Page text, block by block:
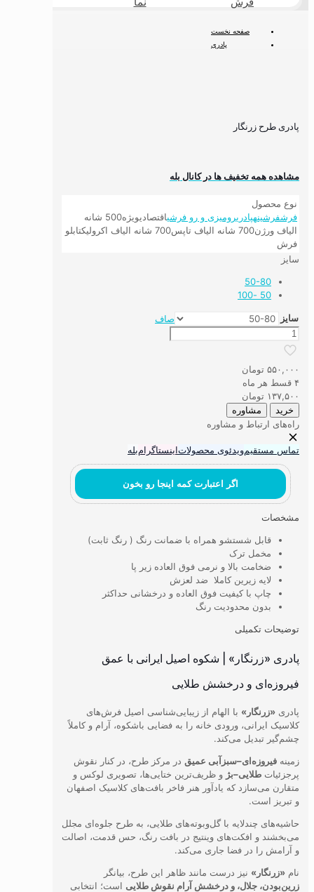
صفحه نخست
پادری
پادری طرح زرنگار
مشاهده همه تخفیف ها در کانال بله
نوع محصول
فرشفرشینهپادریرومیزی و رو فرشیاقتصادیویژه
500 شانه
الیاف ورژن700 شانه الیاف تاپس 700 شانه الیاف اکرولیک
تابلو
فرش
سایز
50-80
50 -100
سایز
صاف
پادری
طرح
زرنگار
عدد
۵۵۰,۰۰۰ تومان
۴ قسط هر ماه
۱۳۷,۵۰۰ تومان
خرید مشاوره
راه‌های ارتباط و مشاوره
تماس مستقیمویدئوی محصولاتاینستاگرامبله
اگر اعتبارت کمه اینجا رو بخون
مشخصات
قابل شستشو همراه با ضمانت رنگ ( رنگ ثابت)
مخمل ترک
ضخامت بالا و نرمی فوق العاده زیر پا
لایه زیرین کاملا ضد لعزش
چاپ با کیفیت فوق العاده و درخشانی حداکثر
بدون محدودیت رنگ
توضیحات تکمیلی
پادری «زرنگار» | شکوه اصیل ایرانی با عمق
فیروزه‌ای و درخشش طلایی
پادری «زرنگار» با الهام از زیبایی‌شناسی اصیل فرش‌های
کلاسیک ایرانی، ورودی خانه‌ را به فضایی باشکوه، آرام و کاملاً
چشم‌گیر تبدیل می‌کند.
زمینه فیروزه‌ای–سبزآبی عمیق در مرکز طرح، در کنار نقوش
پرجزئیات طلایی–بژ و ظریف‌ترین ختایی‌ها، تصویری لوکس و
متقارن می‌سازد که یادآور هنر فاخر بافت‌های کلاسیک اصفهان
و تبریز است.
حاشیه‌های چندلایه با گل‌وبوته‌های طلایی، به طرح جلوه‌ای مجلل
می‌بخشند و افکت‌های وینتیج در بافت رنگ، حس قدمت، اصالت
و آرامش را در فضا جاری می‌کند.
نام «زرنگار» نیز درست مانند ظاهر این طرح، بیانگر
زرین‌بودن، جلال، و درخشش آرام نقوش طلایی است؛ انتخابی